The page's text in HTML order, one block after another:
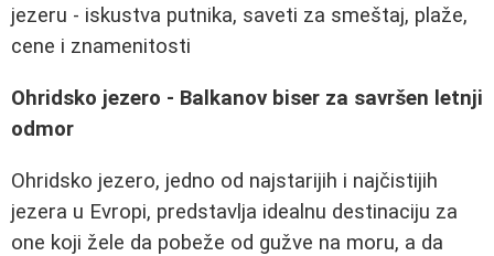
jezeru - iskustva putnika, saveti za smeštaj, plaže,
cene i znamenitosti
Ohridsko jezero - Balkanov biser za savršen letnji
odmor
Ohridsko jezero, jedno od najstarijih i najčistijih
jezera u Evropi, predstavlja idealnu destinaciju za
one koji žele da pobeže od gužve na moru, a da